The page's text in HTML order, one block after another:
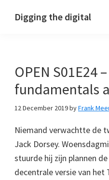
Digging the digital
OPEN S01E24
fundamentals
12 December 2019byFrank
Niemand verwachtte de
Jack Dorsey.
stuurde hij zijn plannen
decentrale versie van